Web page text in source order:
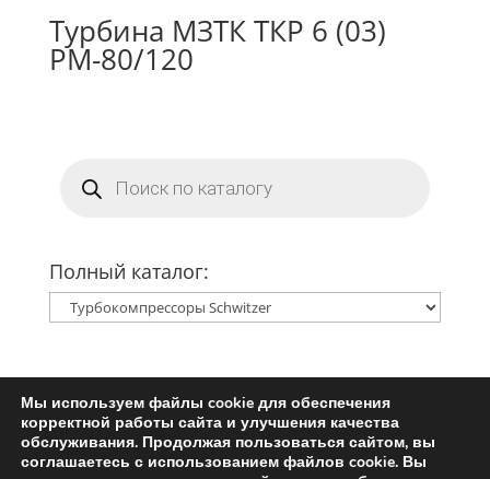
Турбина МЗТК ТКР 6 (03)
РМ-80/120
товаров
Полный каталог:
Главная
Ремкомплект турбины
Запчасти для турбин
Пользовательское соглашение
Мы используем файлы cookie для обеспечения
корректной работы сайта и улучшения качества
обслуживания. Продолжая пользоваться сайтом, вы
соглашаетесь с использованием файлов cookie. Вы